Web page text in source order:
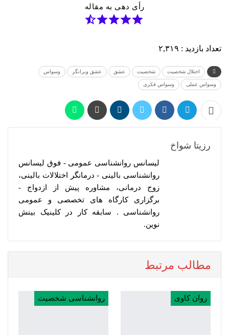
رأی دهی به مقاله
تعداد بازدید : ۲,۳۱۹
اختلال شخصیت شخصیت عشق عشق ویرانگر وسواس
وسواس عملی وسواس فکری
رزیتا شواخ
لیسانس روانشناسی عمومی - فوق لیسانس
روانشناسی بالینی - درمانگر اختلالات بالینی،
زوج درمانی، مشاوره پیش از ازدواج -
برگزاری کارگاه های تخصصی و عمومی
روانشناسی . سابقه کار در کلینیک بینش
نوین.
مطالب مرتبط
روان کاوی روانشناسی شخصیت